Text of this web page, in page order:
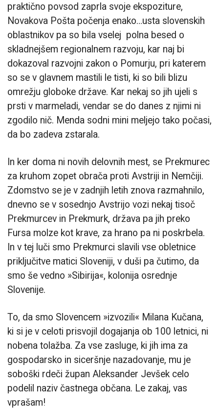
praktično povsod zaprla svoje ekspoziture,
Novakova Pošta počenja enako…usta slovenskih
oblastnikov pa so bila vselej polna besed o
skladnejšem regionalnem razvoju, kar naj bi
dokazoval razvojni zakon o Pomurju, pri katerem
so se v glavnem mastili le tisti, ki so bili blizu
omrežju globoke države. Kar nekaj so jih ujeli s
prsti v marmeladi, vendar se do danes z njimi ni
zgodilo nič. Menda sodni mini meljejo tako počasi,
da bo zadeva zstarala.
In ker doma ni novih delovnih mest, se Prekmurec
za kruhom zopet obrača proti Avstriji in Nemčiji.
Zdomstvo se je v zadnjih letih znova razmahnilo,
dnevno se v sosednjo Avstrijo vozi nekaj tisoč
Prekmurcev in Prekmurk, država pa jih preko
Fursa molze kot krave, za hrano pa ni poskrbela.
In v tej luči smo Prekmurci slavili vse obletnice
priključitve matici Sloveniji, v duši pa čutimo, da
smo še vedno »Sibirija«, kolonija osrednje
Slovenije.
To, da smo Slovencem »izvozili« Milana Kučana,
ki si je v celoti prisvojil dogajanja ob 100 letnici, ni
nobena tolažba. Za vse zasluge, ki jih ima za
gospodarsko in siceršnje nazadovanje, mu je
soboški rdeči župan Aleksander Jevšek celo
podelil naziv častnega občana. Le zakaj, vas
vprašam!